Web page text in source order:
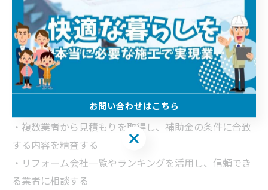
の併用活用がポイントです。複数の補助金制度を比較
し、同時に申請可能なものを選ぶことで、自己負担額を
大幅に減らせる場合があります。特に省エネリフォーム
や耐震改修は、国や自治体で複数の助成制度が設定され
ています。
費用を抑える実践的な方法としては、
・複数業者から見積もりを取得し、補助金の条件に合致
する内容を精査する
・リフォーム会社一覧やランキングを活用し、信頼でき
る業者に相談する
お問い合わせはこちら
お問い合わせはこちら